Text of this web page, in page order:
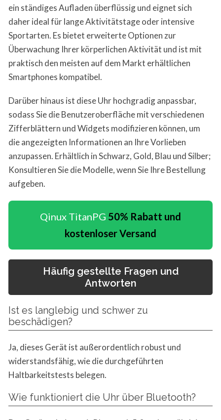
ein ständiges Aufladen überflüssig und eignet sich
daher ideal für lange Aktivitätstage oder intensive
Sportarten. Es bietet erweiterte Optionen zur
Überwachung Ihrer körperlichen Aktivität und ist mit
praktisch den meisten auf dem Markt erhältlichen
Smartphones kompatibel.
Darüber hinaus ist diese Uhr hochgradig anpassbar,
sodass Sie die Benutzeroberfläche mit verschiedenen
Zifferblättern und Widgets modifizieren können, um
die angezeigten Informationen an Ihre Vorlieben
anzupassen. Erhältlich in Schwarz, Gold, Blau und Silber;
Konsultieren Sie die Modelle, wenn Sie Ihre Bestellung
aufgeben.
Qinux TitanPG 50% Rabatt und
kostenloser Versand
Häufig gestellte Fragen und
Antworten
Ist es langlebig und schwer zu
beschädigen?
Ja, dieses Gerät ist außerordentlich robust und
widerstandsfähig, wie die durchgeführten
Haltbarkeitstests belegen.
Wie funktioniert die Uhr über Bluetooth?